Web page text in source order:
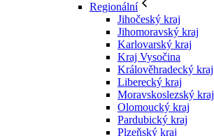
Regionální
Jihočeský kraj
Jihomoravský kraj
Karlovarský kraj
Kraj Vysočina
Králověhradecký kraj
Liberecký kraj
Moravskoslezský kraj
Olomoucký kraj
Pardubický kraj
Plzeňský kraj